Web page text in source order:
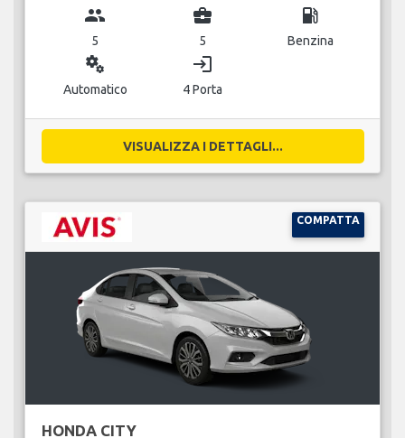
group
5
business_center
5
local_gas_station
Benzina
miscellaneous_services
Automatico
login
4 Porta
VISUALIZZA I DETTAGLI...
COMPATTA
HONDA CITY